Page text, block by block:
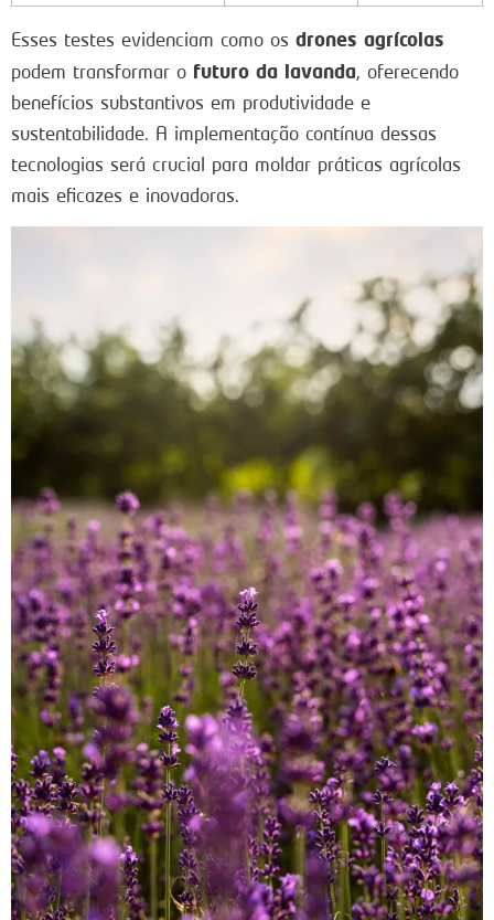
Esses testes evidenciam como os drones agrícolas
podem transformar o futuro da lavanda, oferecendo
benefícios substantivos em produtividade e
sustentabilidade. A implementação contínua dessas
tecnologias será crucial para moldar práticas agrícolas
mais eficazes e inovadoras.